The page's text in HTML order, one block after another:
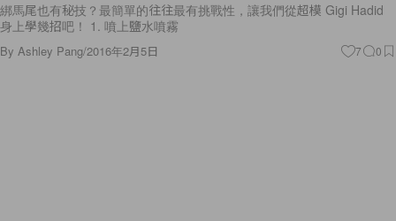
綁馬尾也有秘技？最簡單的往往最有挑戰性，讓我們從超模 Gigi Hadid
身上學幾招吧！ 1. 噴上鹽水噴霧
By Ashley Pang/2016年2月5日 7 0